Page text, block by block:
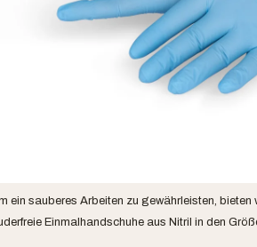
ein sauberes Arbeiten zu gewährleisten, bieten
Einmalhandschuhe aus Nitril in den